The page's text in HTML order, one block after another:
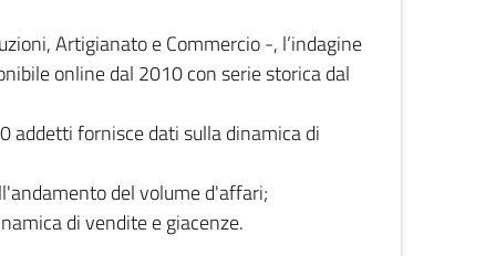
Artigianato e Commercio -, l’indagine
online dal 2010 con serie storica dal
addetti fornisce dati sulla dinamica di
del volume d'affari;
di vendite e giacenze.